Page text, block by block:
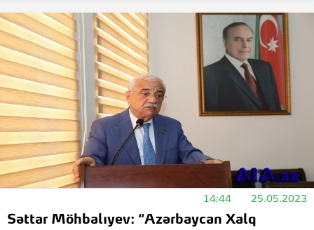
14:44 25.05.2023
Səttar Möhbalıyev: “Azərbaycan Xalq